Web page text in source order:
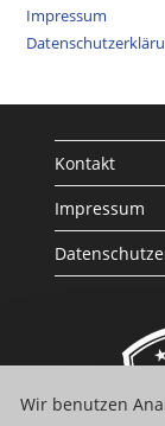
Impressum
Kontakt
Impressum
Wir benutzen